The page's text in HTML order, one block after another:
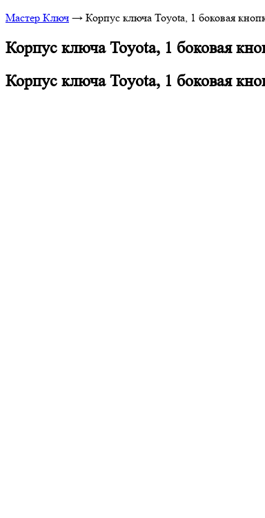
Мастер Ключ → Корпус ключа Toyota, 1 боковая
Корпус ключа Toyota, 1 боковая
Корпус ключа Toyota, 1 боковая